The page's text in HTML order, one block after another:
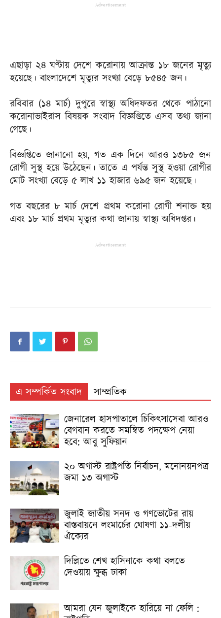
Advertisement
এছাড়া ২৪ ঘণ্টায় দেশে করোনায় আক্রান্ত ১৮ জনের মৃত্যু
হয়েছে। বাংলাদেশে মৃত্যুর সংখ্যা বেড়ে ৮৫৪৫ জন।
রবিবার (১৪ মার্চ) দুপুরে স্বাস্থ্য অধিদফতর থেকে পাঠানো
করোনাভাইরাস বিষয়ক সংবাদ বিজ্ঞপ্তিতে এসব তথ্য জানা
গেছে।
বিজ্ঞপ্তিতে জানানো হয়, গত এক দিনে আরও ১৩৮৫ জন
রোগী সুস্থ হয়ে উঠেছেন। তাতে এ পর্যন্ত সুস্থ হওয়া রোগীর
মোট সংখ্যা বেড়ে ৫ লাখ ১১ হাজার ৬৯৫ জন হয়েছে।
গত বছরের ৮ মার্চ দেশে প্রথম করোনা রোগী শনাক্ত হয়
এবং ১৮ মার্চ প্রথম মৃত্যুর কথা জানায় স্বাস্থ্য অধিদপ্তর।
Advertisement
এ সম্পর্কিত সংবাদ
সাম্প্রতিক
জেনারেল হাসপাতালে চিকিৎসাসেবা আরও
বেগবান করতে সমন্বিত পদক্ষেপ নেয়া
হবে: আবু সুফিয়ান
২০ অগাস্ট রাষ্ট্রপতি নির্বাচন, মনোনয়নপত্র
জমা ১৩ অগাস্ট
জুলাই জাতীয় সনদ ও গণভোটের রায়
বাস্তবায়নে লংমার্চের ঘোষণা ১১-দলীয়
ঐক্যের
দিল্লিতে শেখ হাসিনাকে কথা বলতে
দেওয়ায় ক্ষুব্ধ ঢাকা
আমরা যেন জুলাইকে হারিয়ে না ফেলি :